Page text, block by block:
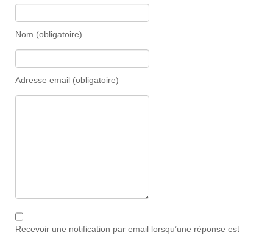
Nom (obligatoire)
Adresse email (obligatoire)
Recevoir une notification par email lorsqu’une réponse est